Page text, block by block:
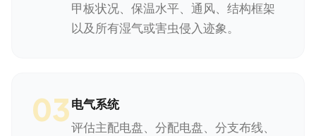
甲板状况、保温水平、通风、结构框架
以及所有湿气或害虫侵入迹象。
03电气系统
评估主配电盘、分配电盘、分支布线、